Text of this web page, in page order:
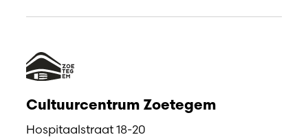
Cultuurcentrum Zoetegem
Hospitaalstraat 18-20